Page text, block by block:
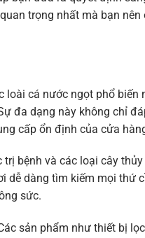
trọng nhất mà bạn nên
loài cá nước ngọt phổ biến
đa dạng này không chỉ
cấp ổn định của cửa
trị bệnh và các loại cây thủy
dễ dàng tìm kiếm mọi thứ
sức.
sản phẩm như thiết bị lọc